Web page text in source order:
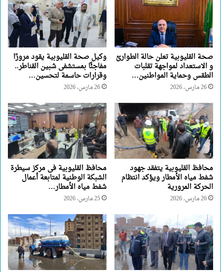
صحة القليوبية تعلن حالة الطوارئ
و الاستعداد لمواجهة تقلبات
الطقس وحماية المواطنين…
26 مارس، 2026
وكيل صحة القليوبية يقود مرورًا
مفاجئًا بمستشفى شبين القناطر..
وقرارات حاسمة لتحسين…
26 مارس، 2026
محافظ القليوبية يتفقد جهود
شفط مياه الأمطار ويؤكد انتظام
الحركة المرورية
26 مارس، 2026
محافظ القليوبية فى مركز سيطرة
الشبكة الوطنية لمتابعة أعمال
شفط مياه الأمطار…
25 مارس، 2026